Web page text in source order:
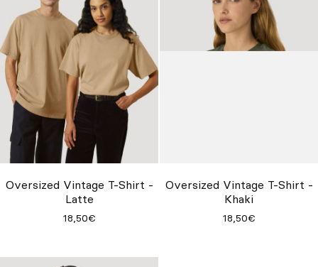
Oversized Vintage T-Shirt -
Latte
18,50€
Oversized Vintage T-Shirt -
Khaki
18,50€